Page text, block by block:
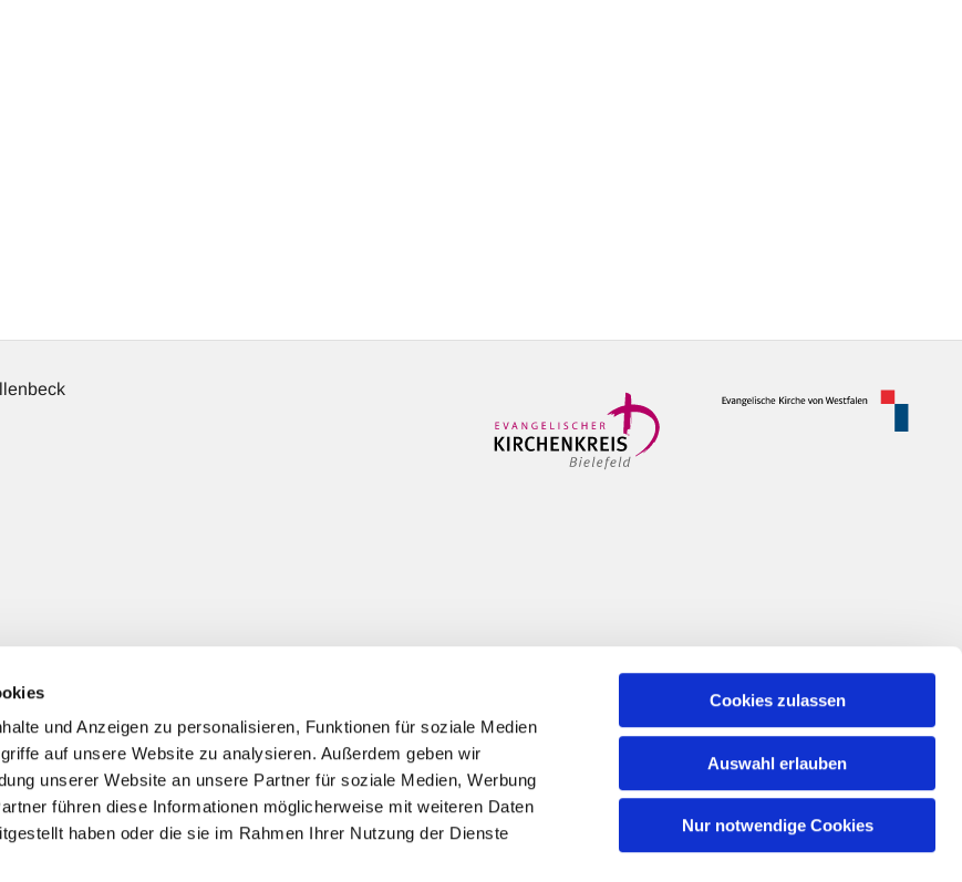
und Anzeigen zu personalisieren, Funktionen für soziale Medien
auf unsere Website zu analysieren. Außerdem geben wir
unserer Website an unsere Partner für soziale Medien, Werbung
führen diese Informationen möglicherweise mit weiteren Daten
haben oder die sie im Rahmen Ihrer Nutzung der Dienste
Cookies zulassen
Auswahl erlauben
Nur notwendige Cookies